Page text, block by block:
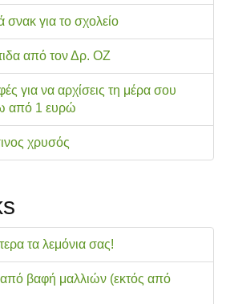
σνακ για το σχολείo
από τον Δρ. ΟΖ
για να αρχίσεις τη μέρα σου
από 1 ευρώ
χρυσός
τα λεμόνια σας!
από βαφή μαλλιών (εκτός από